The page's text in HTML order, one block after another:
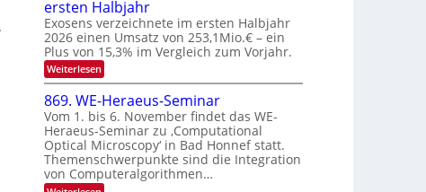
O
N
2
0
2
6
n
d
e
K
I
m
i
t
d
e
n
k
t
ersten Halbjahr
Exosens verzeichnete im ersten Halbjahr
2026 einen Umsatz von 253,1Mio.€ – ein
Plus von 15,3% im Vergleich zum Vorjahr.
Weiterlesen:
E
x
o
s
e
n
s
m
e
869. WE-Heraeus-Seminar
Vom 1. bis 6. November findet das WE-
Heraeus-Seminar zu ‚Computational
Optical Microscopy‘ in Bad Honnef statt.
Themenschwerpunkte sind die Integration
von Computeralgorithmen…